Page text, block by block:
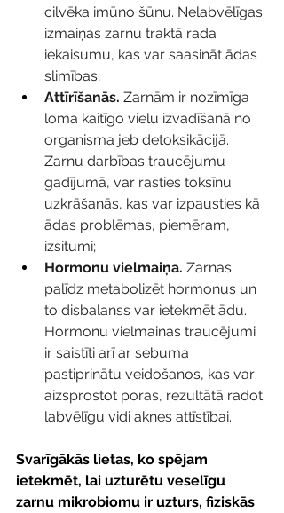
cilvēka imūno šūnu. Nelabvēlīgas
izmaiņas zarnu traktā rada
iekaisumu, kas var saasināt ādas
slimības;
Attīrīšanās. Zarnām ir nozīmīga
loma kaitīgo vielu izvadīšanā no
organisma jeb detoksikācijā.
Zarnu darbības traucējumu
gadījumā, var rasties toksīnu
uzkrāšanās, kas var izpausties kā
ādas problēmas, piemēram,
izsitumi;
Hormonu vielmaiņa. Zarnas
palīdz metabolizēt hormonus un
to disbalanss var ietekmēt ādu.
Hormonu vielmaiņas traucējumi
ir saistīti arī ar sebuma
pastiprinātu veidošanos, kas var
aizsprostot poras, rezultātā radot
labvēlīgu vidi aknes attīstībai.
Svarīgākās lietas, ko spējam
ietekmēt, lai uzturētu veselīgu
zarnu mikrobiomu ir uzturs, fiziskās